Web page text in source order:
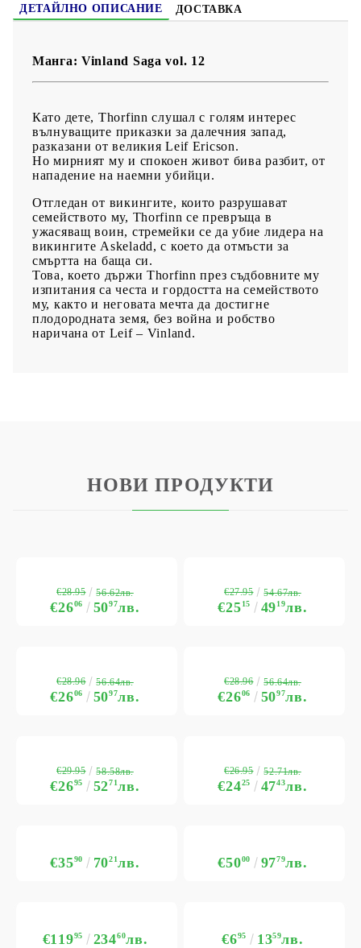
ДЕТАЙЛНО ОПИСАНИЕ ДОСТАВКА
Манга: Vinland Saga vol. 12
Като дете, Thorfinn слушал с голям интерес
вълнуващите приказки за далечния запад,
разказани от великия Leif Ericson.
​Но мирният му и спокоен живот бива разбит, от
нападение на наемни убийци.
Отгледан от викингите, които разрушават
семейството му, Thorfinn се превръща в
ужасяващ воин, стремейки се да убие лидера на
викингите Askeladd, с което да отмъсти за
смъртта на баща си.
Това, което държи Thorfinn през съдбовните му
изпитания са честа и гордостта на семейството
му, както и неговата мечта да достигне
плодородната земя, без война и робство
наричана от Leif – Vinland.
НОВИ ПРОДУКТИ
€2606 5097лв.
€28.95 56.62лв.
€2515 4919лв.
€27.95 54.67лв.
€2606 5097лв.
€28.96 56.64лв.
€2606 5097лв.
€28.96 56.64лв.
€2695 5271лв.
€29.95 58.58лв.
€2425 4743лв.
€26.95 52.71лв.
€3590 7021лв. €5000 9779лв.
€11995 23460лв. €695 1359лв.